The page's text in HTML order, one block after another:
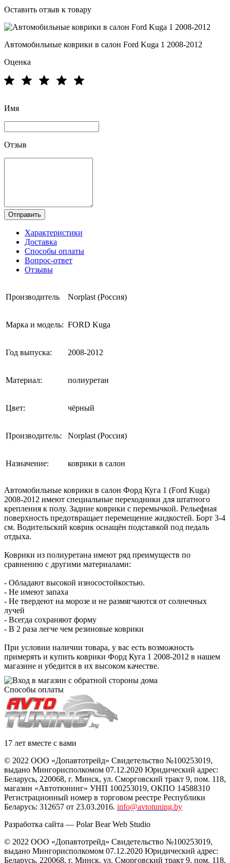
Оставить отзыв к товару
Автомобильные коврики в салон Ford Kuga 1 2008-2012
Оценка
Имя
Отзыв
Отправить
Характеристики
Доставка
Способы оплаты
Вопрос-ответ
Отзывы
Производитель Norplast (Россия)
Марка и модель: FORD Kuga
Год выпуска: 2008-2012
Материал: полиуретан
Цвет: чёрный
Производитель: Norplast (Россия)
Назначение: коврики в салон
Автомобильные коврики в салон Форд Куга 1 (Ford Kuga)
2008-2012 имеют специальные переходники для штатного
крепления к полу. Задние коврики с перемычкой. Рельефная
поверхность предотвращает перемещение жидкостей. Борт 3-4
см. Водительский коврик оснащён подставкой под педаль
отдыха.
Коврики из полиуретана имеют ряд преимуществ по
сравнению с другими материалами:
- Обладают высокой износостойкостью.
- Не имеют запаха
- Не твердеют на морозе и не размягчаются от солнечных
лучей
- Всегда сохраняют форму
- В 2 раза легче чем резиновые коврики
При условии наличии товара, у вас есть возможность
примерять и купить коврики Форд Куга 1 2008-2012 в нашем
магазине и убедится в их высоком качестве.
Способы оплаты
17 лет вместе с вами
© 2022 ООО «Допавтотрейд» Свидетельство №100253019,
выдано Мингорисполкомом 07.12.2020 Юридический адрес:
Беларусь, 220068, г. Минск, ул. Сморговский тракт 9, пом. 118,
магазин «Автотюнинг» УНП 100253019, ОКПО 14588310
Регистрационный номер в торговом реестре Республики
Беларусь: 312657 от 23.03.2016. info@avtotuning.by
Разработка сайта — Polar Bear Web Studio
© 2022 ООО «Допавтотрейд» Свидетельство №100253019,
выдано Мингорисполкомом 07.12.2020 Юридический адрес:
Беларусь, 220068, г. Минск, ул. Сморговский тракт 9, пом. 118,